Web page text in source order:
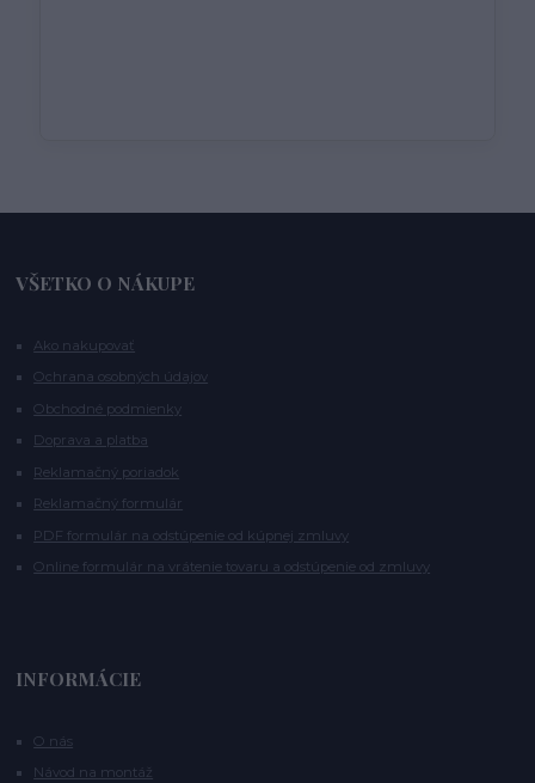
VŠETKO O NÁKUPE
Ako nakupovať
Ochrana osobných údajov
Obchodné podmienky
Doprava a platba
Reklamačný poriadok
Reklamačný formulár
PDF formulár na odstúpenie od kúpnej zmluvy
Online formulár na vrátenie tovaru a odstúpenie od zmluvy
INFORMÁCIE
O nás
Návod na montáž